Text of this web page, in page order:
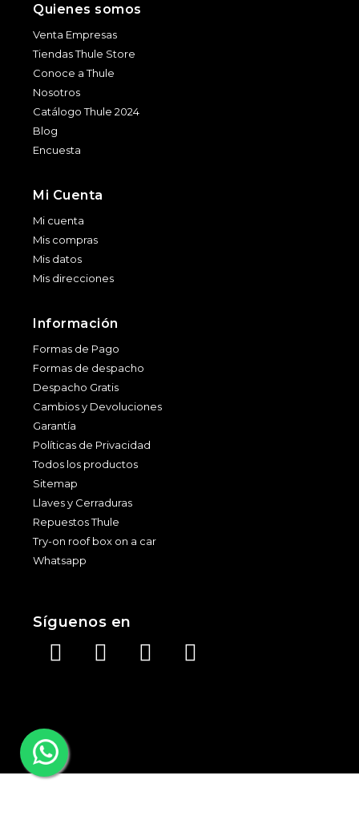
Quienes somos
Venta Empresas
Tiendas Thule Store
Conoce a Thule
Nosotros
Catálogo Thule 2024
Blog
Encuesta
Mi Cuenta
Mi cuenta
Mis compras
Mis datos
Mis direcciones
Información
Formas de Pago
Formas de despacho
Despacho Gratis
Cambios y Devoluciones
Garantía
Políticas de Privacidad
Todos los productos
Sitemap
Llaves y Cerraduras
Repuestos Thule
Try-on roof box on a car
Whatsapp
Síguenos en